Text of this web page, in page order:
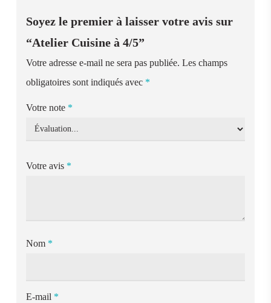
Soyez le premier à laisser votre avis sur
“Atelier Cuisine à 4/5”
Votre adresse e-mail ne sera pas publiée. Les champs
obligatoires sont indiqués avec *
Votre note *
Votre avis *
Nom *
E-mail *